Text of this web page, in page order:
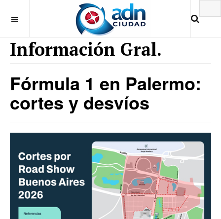
Información Gral.
Fórmula 1 en Palermo:
cortes y desvíos